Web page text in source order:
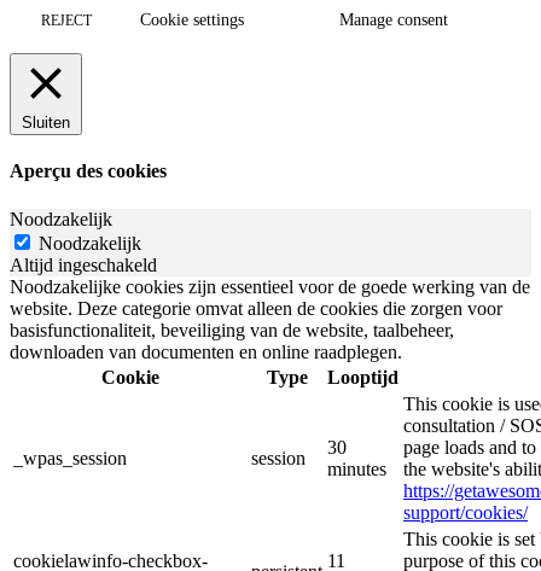
REJECT Cookie settings Manage consent
Sluiten
Aperçu des cookies
Noodzakelijk
Noodzakelijk
Altijd ingeschakeld
Noodzakelijke cookies zijn essentieel voor de goede werking van de
website. Deze categorie omvat alleen de cookies die zorgen voor
basisfunctionaliteit, beveiliging van de website, taalbeheer,
downloaden van documenten en online raadplegen.
Cookie
Type Looptijd
_wpas_session session
30
minutes
This cookie is
consultation /
page loads and
the website's
https://
support/cookies/
cookielawinfo-checkbox- 11
This cookie is
purpose of this